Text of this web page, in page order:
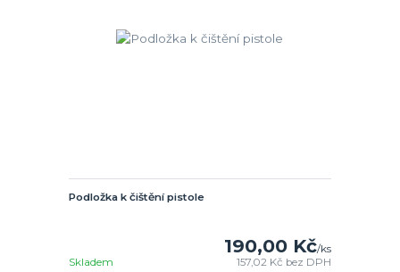
Podložka k čištění pistole
190,00 Kč/ks
157,02 Kč bez DPH
Skladem